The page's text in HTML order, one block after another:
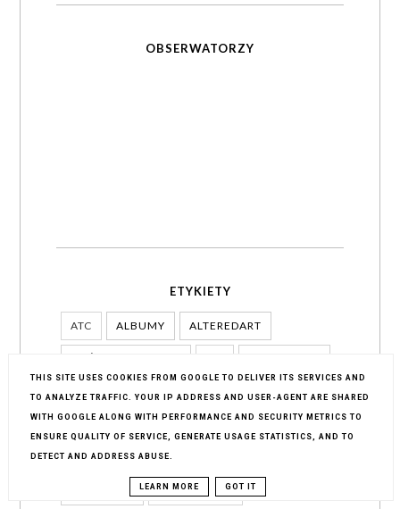
OBSERWATORZY
ETYKIETY
ATC ALBUMY ALTEREDART
INFORMACJE KARTKI KURSY LO
PUBLIKACJE PUDEŁKA
RĘKODZIEŁO
THIS SITE USES COOKIES FROM GOOGLE TO DELIVER ITS SERVICES AND
TO ANALYZE TRAFFIC. YOUR IP ADDRESS AND USER-AGENT ARE SHARED
WITH GOOGLE ALONG WITH PERFORMANCE AND SECURITY METRICS TO
ENSURE QUALITY OF SERVICE, GENERATE USAGE STATISTICS, AND TO
DETECT AND ADDRESS ABUSE.
LEARN MORE GOT IT